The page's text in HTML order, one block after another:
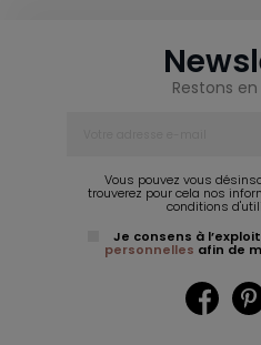
Restons
Vous pouvez vous
trouverez pour cela nos
conditions
Je consens à
personnelles afin de